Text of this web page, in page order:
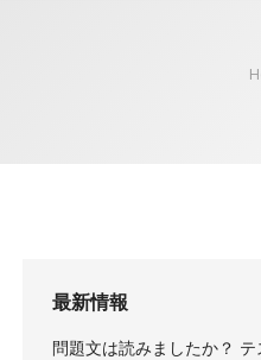
最新情報
問題文は読みましたか？